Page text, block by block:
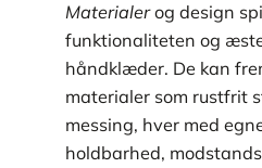
Materialerog design
funktionaliteten og
håndklæder. De kan
materialer som rustfrit
messing, hver med
holdbarhed,